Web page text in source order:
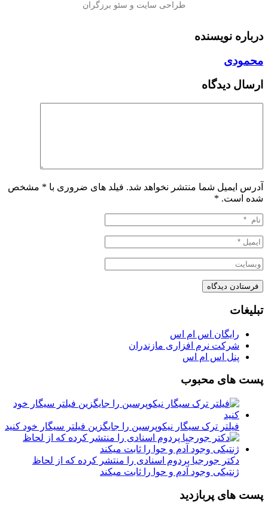
درباره نویسنده
محمودی
ارسال دیدگاه
آدرس ایمیل شما منتشر نخواهد شد. فیلد های ضروری با * مشخص
شده است. *
تبلیغات
رایگان اس ام اس
شرکت نرم افزاری مازندران
پنل اس ام اس
پست های محبوب
فیلتر ترک سیگار نیکوپرسین را جایگزین فیلتر سیگار خود کنید
دکتر جورجیا پردوم اسنادی را منتشر کرده که از لحاظ
ژنتیکی وجود آدم و حوا را ثابت میکند
پست های پربازدید